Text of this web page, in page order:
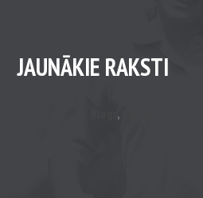
JAUNĀKIE RAKSTI
,